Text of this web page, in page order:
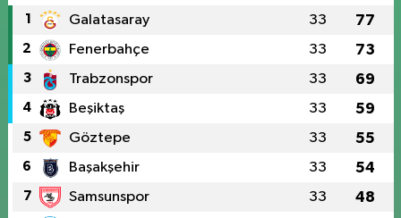
1 Galatasaray 33 77
2 Fenerbahçe 33 73
3 Trabzonspor 33 69
4 Beşiktaş 33 59
5 Göztepe 33 55
6 Başakşehir 33 54
7 Samsunspor 33 48